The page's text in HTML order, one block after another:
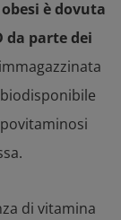
è dovuta
da parte dei
di vitamina